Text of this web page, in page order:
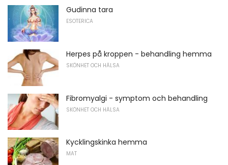
Gudinna tara
ESOTERICA
Herpes på kroppen - behandling hemma
SKÖNHET OCH HÄLSA
Fibromyalgi - symptom och behandling
SKÖNHET OCH HÄLSA
Kycklingskinka hemma
MAT